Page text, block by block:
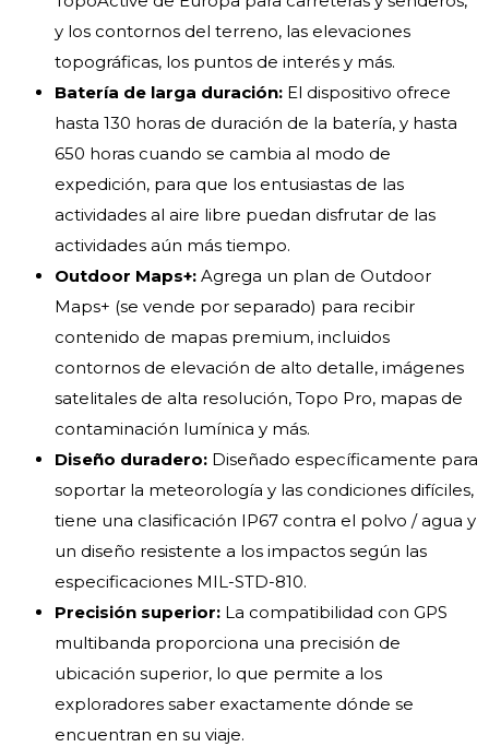
y los contornos del terreno, las elevaciones
topográficas, los puntos de interés y más.
Batería de larga duración: El dispositivo ofrece
hasta 130 horas de duración de la batería, y hasta
650 horas cuando se cambia al modo de
expedición, para que los entusiastas de las
actividades al aire libre puedan disfrutar de las
actividades aún más tiempo.
Outdoor Maps+: Agrega un plan de Outdoor
Maps+ (se vende por separado) para recibir
contenido de mapas premium, incluidos
contornos de elevación de alto detalle, imágenes
satelitales de alta resolución, Topo Pro, mapas de
contaminación lumínica y más.
Diseño duradero: Diseñado específicamente para
soportar la meteorología y las condiciones difíciles,
tiene una clasificación IP67 contra el polvo / agua y
un diseño resistente a los impactos según las
especificaciones MIL-STD-810.
Precisión superior: La compatibilidad con GPS
multibanda proporciona una precisión de
ubicación superior, lo que permite a los
exploradores saber exactamente dónde se
encuentran en su viaje.